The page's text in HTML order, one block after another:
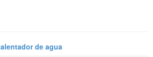
de agua